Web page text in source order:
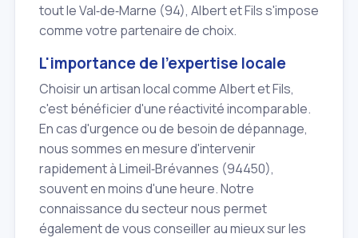
tout le Val‑de‑Marne (94), Albert et Fils s'impose
comme votre partenaire de choix.
L'importance de l'expertise locale
Choisir un artisan local comme Albert et Fils,
c'est bénéficier d'une réactivité incomparable.
En cas d'urgence ou de besoin de dépannage,
nous sommes en mesure d'intervenir
rapidement à Limeil‑Brévannes (94450),
souvent en moins d'une heure. Notre
connaissance du secteur nous permet
également de vous conseiller au mieux sur les